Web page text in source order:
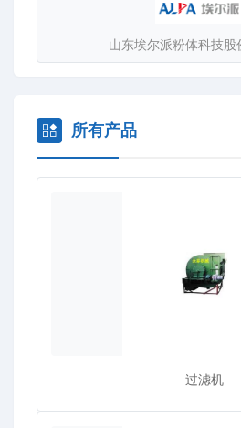
泰选矿设备有限公司竭诚为你提供
山东埃尔派粉体科技股
所有产品
过滤机